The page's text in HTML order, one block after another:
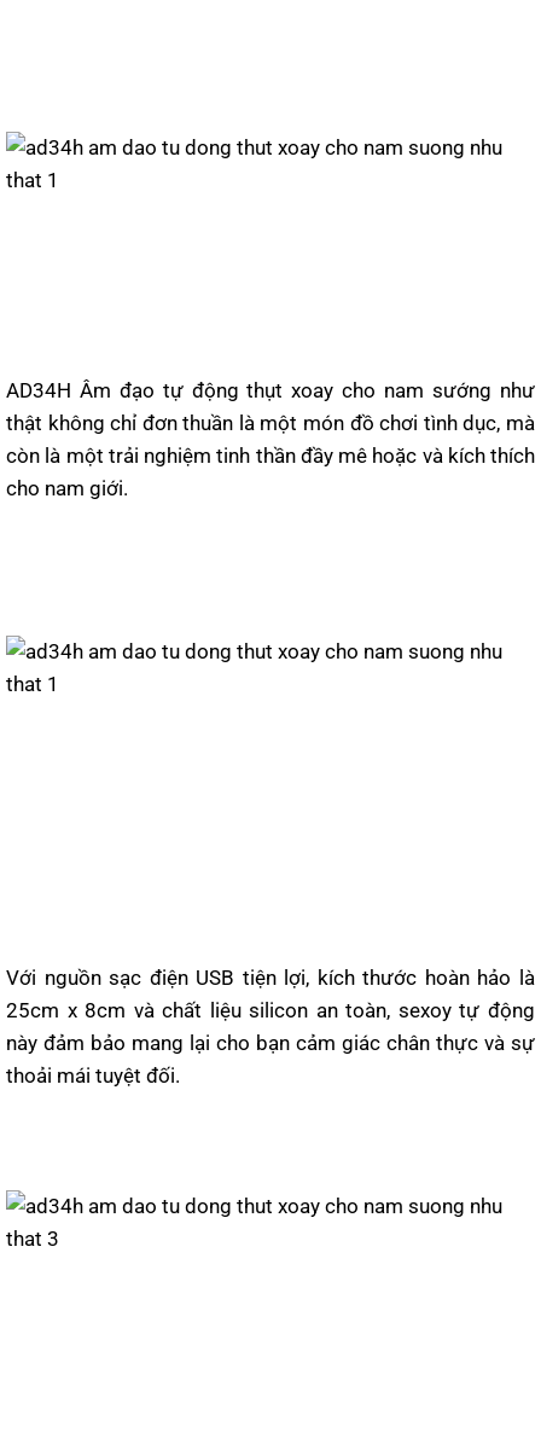
AD34H Âm đạo tự động thụt xoay cho nam sướng như
thật không chỉ đơn thuần là một món đồ chơi tình dục, mà
còn là một trải nghiệm tinh thần đầy mê hoặc và kích thích
cho nam giới.
Với nguồn sạc điện USB tiện lợi, kích thước hoàn hảo là
25cm x 8cm và chất liệu silicon an toàn, sexoy tự động
này đảm bảo mang lại cho bạn cảm giác chân thực và sự
thoải mái tuyệt đối.